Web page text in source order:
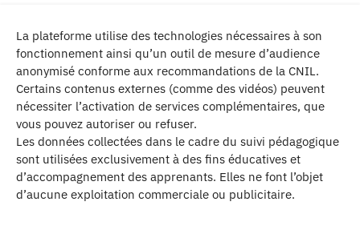
La plateforme utilise des technologies nécessaires à son
fonctionnement ainsi qu’un outil de mesure d’audience
anonymisé conforme aux recommandations de la CNIL.
Certains contenus externes (comme des vidéos) peuvent
nécessiter l’activation de services complémentaires, que
vous pouvez autoriser ou refuser.
Les données collectées dans le cadre du suivi pédagogique
sont utilisées exclusivement à des fins éducatives et
d’accompagnement des apprenants. Elles ne font l’objet
d’aucune exploitation commerciale ou publicitaire.
Suivez-nous
| Les contenus publiés sur ce site sont